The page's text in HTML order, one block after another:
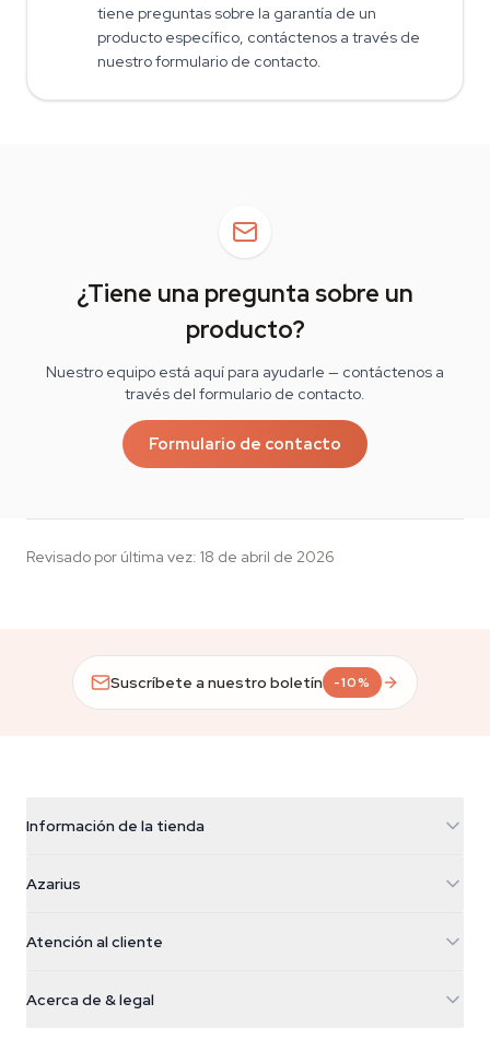
tiene preguntas sobre la garantía de un
producto específico, contáctenos a través de
nuestro formulario de contacto.
¿Tiene una pregunta sobre un
producto?
Nuestro equipo está aquí para ayudarle — contáctenos a
través del formulario de contacto.
Formulario de contacto
Revisado por última vez: 18 de abril de 2026
Suscríbete a nuestro boletín -10%
Información de la tienda
Galvaniweg 11
Nederland
+31(0)204897914
Azarius
Smokeshop
Atención al cliente
Política de devolución
Acerca de & legal